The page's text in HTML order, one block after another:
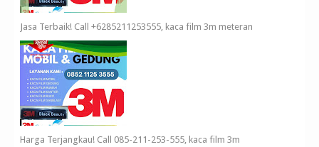
Jasa Terbaik! Call +6285211253555, kaca film 3m meteran
Harga Terjangkau! Call 085-211-253-555, kaca film 3m